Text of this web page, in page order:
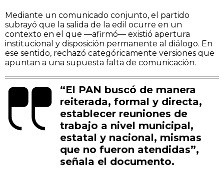
Mediante un comunicado conjunto, el partido
subrayó que la salida de la edil ocurre en un
contexto en el que —afirmó— existió apertura
institucional y disposición permanente al diálogo. En
ese sentido, rechazó categóricamente versiones que
apuntan a una supuesta falta de comunicación.
“El PAN buscó de manera
reiterada, formal y directa,
establecer reuniones de
trabajo a nivel municipal,
estatal y nacional, mismas
que no fueron atendidas”,
señala el documento.